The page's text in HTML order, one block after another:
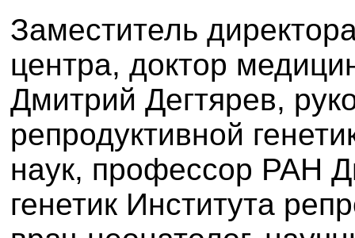
Заместитель
центра, доктор
Дмитрий Дегтярев,
репродуктивной
наук, профессор РАН
генетик Института